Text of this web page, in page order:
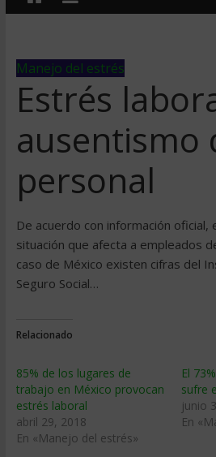
Manejo del estrés
Estrés
ausentismo
personal
De acuerdo con información
situación que afecta a empleados
caso de México existen cifras del
Seguro Social…
Relacionado
85% de los lugares de
trabajo en México provocan
estrés laboral
abril 29, 2018
En «Manejo del estrés»
El
sufre
junio
En